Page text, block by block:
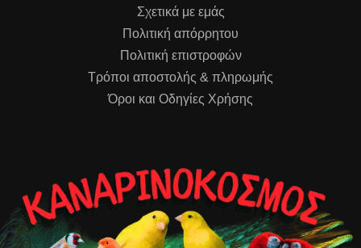
Σχετικά με εμάς
Πολιτική απόρρητου
Πολιτική επιστροφών
Τρόποι αποστολής & πληρωμής
Όροι και Οδηγίες Χρήσης